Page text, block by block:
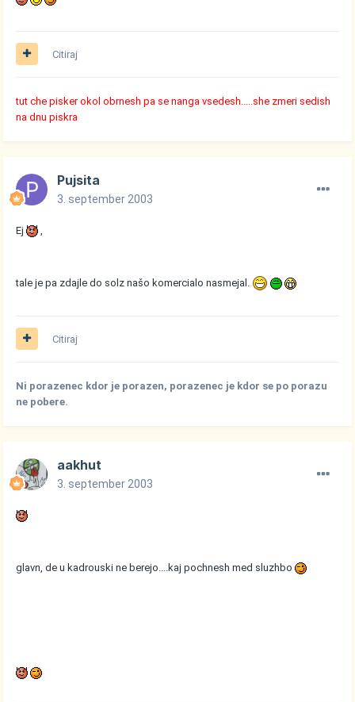
Citiraj
tut che pisker okol obrnesh pa se nanga vsedesh.....she zmeri sedish
na dnu piskra
Pujsita
3. september 2003
Ej
tale je pa zdajle do solz našo komercialo nasmejal.
Citiraj
Ni porazenec kdor je porazen, porazenec je kdor se po porazu
ne pobere.
aakhut
3. september 2003
glavn, de u kadrouski ne berejo....kaj pochnesh med sluzhbo